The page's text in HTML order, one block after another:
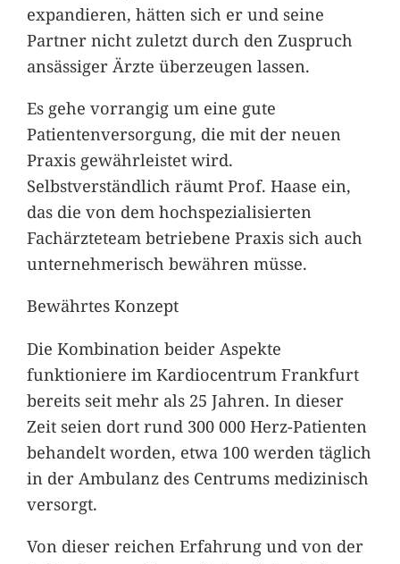
expandieren, hätten sich er und seine
Partner nicht zuletzt durch den Zuspruch
ansässiger Ärzte überzeugen lassen.
Es gehe vorrangig um eine gute
Patientenversorgung, die mit der neuen
Praxis gewährleistet wird.
Selbstverständlich räumt Prof. Haase ein,
das die von dem hochspezialisierten
Fachärzteteam betriebene Praxis sich auch
unternehmerisch bewähren müsse.
Bewährtes Konzept
Die Kombination beider Aspekte
funktioniere im Kardiocentrum Frankfurt
bereits seit mehr als 25 Jahren. In dieser
Zeit seien dort rund 300 000 Herz-Patienten
behandelt worden, etwa 100 werden täglich
in der Ambulanz des Centrums medizinisch
versorgt.
Von dieser reichen Erfahrung und von der